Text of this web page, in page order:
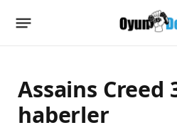
Assains Creed
haberler